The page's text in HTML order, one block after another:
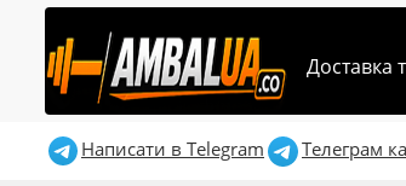
Доставка
Написати в Telegram Телеграм